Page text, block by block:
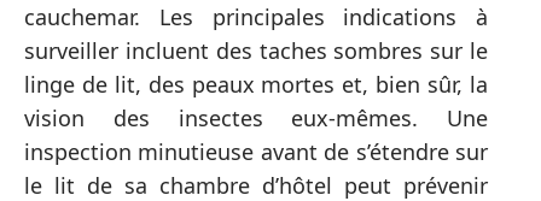
cauchemar. Les principales indications à
surveiller incluent des taches sombres sur le
linge de lit, des peaux mortes et, bien sûr, la
vision des insectes eux-mêmes. Une
inspection minutieuse avant de s’étendre sur
le lit de sa chambre d’hôtel peut prévenir